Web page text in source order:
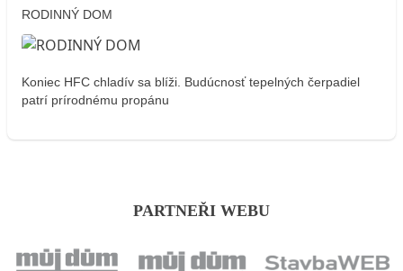
RODINNÝ DOM
Koniec HFC chladív sa blíži. Budúcnosť tepelných čerpadiel
patrí prírodnému propánu
PARTNEŘI WEBU